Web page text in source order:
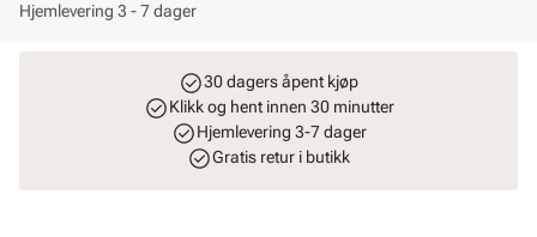
Hjemlevering 3 - 7 dager
30 dagers åpent kjøp
Klikk og hent innen 30 minutter
Hjemlevering 3-7 dager
Gratis retur i butikk